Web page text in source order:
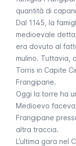
quantità di
Dal 1145, la
medioevale detta
era dovuto al
mulino. Tuttavia,
Torris in Capite
Frangipane.
Oggi la torre ha
Medioevo
Frangipane
altra traccia.
L’ultima gara nel